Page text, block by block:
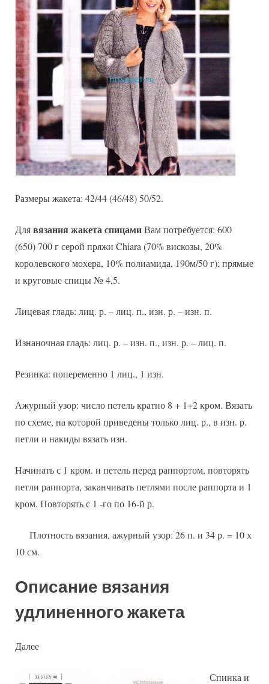
Размеры жакета: 42/44 (46/48) 50/52.
Длявязания жакета спицамиВам потребуется: 600
(650) 700 г серой пряжи Chiara (70% вискозы, 20%
королевского мохера, 10% полиамида, 190м/50 г); прямые
и круговые спицы № 4,5.
Лицевая гладь: лиц. р. – лиц. п., изн. р. – изн. п.
Изнаночная гладь: лиц. р. – изн. п., изн. р. – лиц. п.
Резинка: попеременно 1 лиц., 1 изн.
Ажурный узор: число петель кратно 8 + 1+2 кром. Вязать
по схеме, на которой приведены только лиц. р., в изн. р.
петли и накиды вязать изн.
Начинать с 1 кром. и петель перед раппортом, повторять
петли раппорта, заканчивать петлями после раппорта и 1
кром. Повторять с 1 -го по 16-й р.
Плотность вязания, ажурный узор: 26 п. и 34 р. = 10 х
10 см.
Описание вязания
удлиненного жакета
Далее
Спинка и